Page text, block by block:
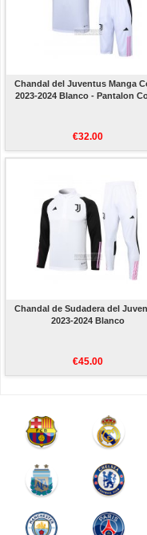
Chandal del Juventus Manga
2023-2024 Blanco - Pantalon
€32.00
Chandal de Sudadera del
2023-2024 Blanco
€45.00